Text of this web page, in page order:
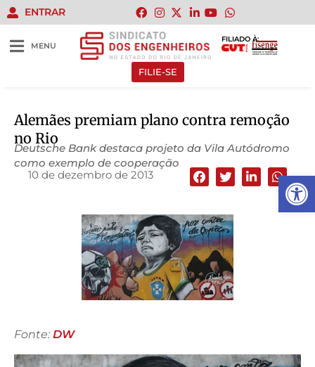
Abrir
ENTRAR
MENU
FILIADO À:
FILIE-SE
Alemães premiam plano contra remoção
no Rio
Deutsche Bank destaca projeto da Vila Autódromo
como exemplo de cooperação
10 de dezembro de 2013
Fonte: DW